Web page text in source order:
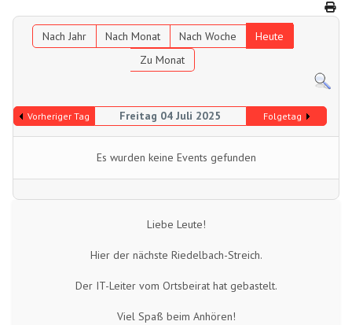
Nach Jahr Nach Monat Nach Woche
Heute
Zu Monat
Vorheriger Tag Freitag 04 Juli 2025 Folgetag
Es wurden keine Events gefunden
Liebe Leute!
Hier der nächste Riedelbach-Streich.
Der IT-Leiter vom Ortsbeirat hat gebastelt.
Viel Spaß beim Anhören!